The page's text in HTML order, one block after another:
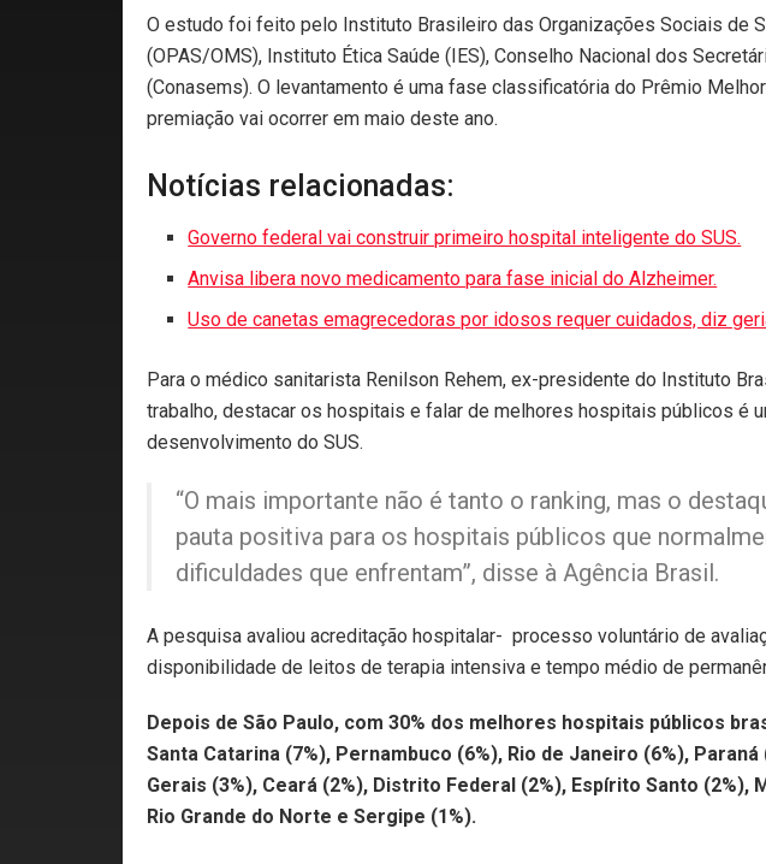
O estudo foi feito pelo Instituto Brasileiro das Organizações Sociais de
(OPAS/OMS), Instituto Ética Saúde (IES), Conselho Nacional dos
(Conasems). O levantamento é uma fase classificatória do Prêmio
premiação vai ocorrer em maio deste ano.
Notícias relacionadas:
Governo federal vai construir primeiro hospital inteligente do SUS.
Anvisa libera novo medicamento para fase inicial do Alzheimer.
Uso de canetas emagrecedoras por idosos requer cuidados, diz
Para o médico sanitarista Renilson Rehem, ex-presidente do Instituto
trabalho, destacar os hospitais e falar de melhores hospitais públicos é
desenvolvimento do SUS.
“O mais importante não é tanto o ranking, mas o
pauta positiva para os hospitais públicos que
dificuldades que enfrentam”, disse à Agência Brasil.
A pesquisa avaliou acreditação hospitalar- processo voluntário de
disponibilidade de leitos de terapia intensiva e tempo médio de
Depois de São Paulo, com 30% dos melhores hospitais públicos
Santa Catarina (7%), Pernambuco (6%), Rio de Janeiro (6%),
Gerais (3%), Ceará (2%), Distrito Federal (2%), Espírito Santo (2%),
Rio Grande do Norte e Sergipe (1%).